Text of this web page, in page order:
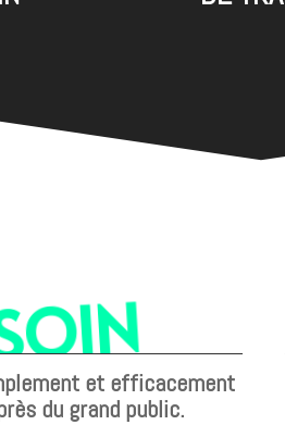
et efficacement
du grand public.